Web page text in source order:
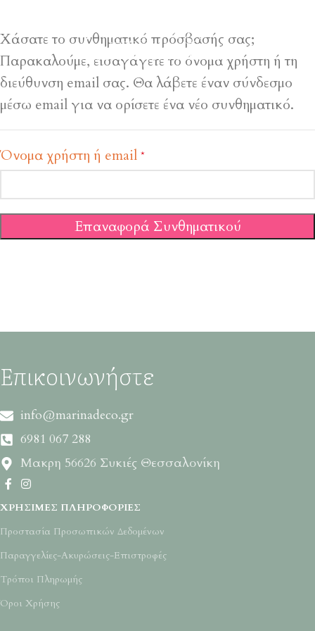
Χάσατε το συνθηματικό πρόσβασής σας;
Παρακαλούμε, εισαγάγετε το όνομα χρήστη ή τη
διεύθυνση email σας. Θα λάβετε έναν σύνδεσμο
μέσω email για να ορίσετε ένα νέο συνθηματικό.
Όνομα χρήστη ή email *
Επαναφορά Συνθηματικού
Επικοινωνήστε
info@marinadeco.gr
6981 067 288
Μακρη 56626 Συκιές Θεσσαλονίκη
ΧΡΉΣΙΜΕΣ ΠΛΗΡΟΦΟΡΊΕΣ
Προστασία Προσωπικών Δεδομένων
Παραγγελίες-Ακυρώσεις-Επιστροφές
Τρόποι Πληρωμής
Όροι Χρήσης